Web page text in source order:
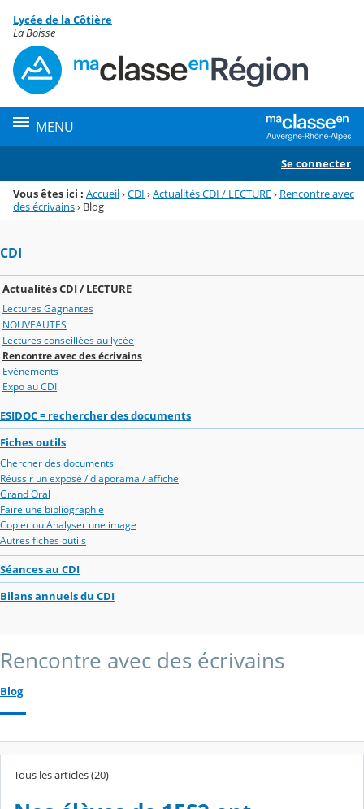
Menu de la rubrique
Contenu
Lycée de la Côtière
La Boisse
MENU
Se connecter
Vous êtes ici : Accueil›CDI ›Actualités CDI / LECTURE› Rencontre avec
des écrivains› Blog
CDI
Actualités CDI / LECTURE
Lectures Gagnantes
NOUVEAUTES
Lectures conseillées au lycée
Rencontre avec des écrivains
Evènements
Expo au CDI
ESIDOC = rechercher des documents
Fiches outils
Chercher des documents
Réussir un exposé / diaporama / affiche
Grand Oral
Faire une bibliographie
Copier ou Analyser une image
Autres fiches outils
Séances au CDI
Bilans annuels du CDI
Rencontre avec des écrivains
Blog
Tous les articles (20)